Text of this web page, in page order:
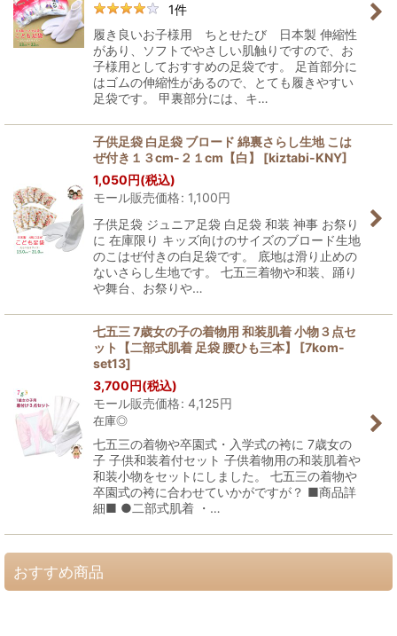
1件
履き良いお子様用 ちとせたび 日本製 伸縮性
があり、ソフトでやさしい肌触りですので、お
子様用としておすすめの足袋です。 足首部分に
はゴムの伸縮性があるので、とても履きやすい
足袋です。 甲裏部分には、キ…
子供足袋 白足袋 ブロード 綿裏さらし生地 こは
ぜ付き１３cm-２１cm【白】
[kiztabi-KNY]
1,050円(税込)
モール販売価格: 1,100円
子供足袋 ジュニア足袋 白足袋 和装 神事 お祭り
に 在庫限り キッズ向けのサイズのブロード生地
のこはぜ付きの白足袋です。 底地は滑り止めの
ないさらし生地です。 七五三着物や和装、踊り
や舞台、お祭りや…
七五三 7歳女の子の着物用 和装肌着 小物３点セ
ット【二部式肌着 足袋 腰ひも三本】
[7kom-
set13]
3,700円(税込)
モール販売価格: 4,125円
在庫◎
七五三の着物や卒園式・入学式の袴に 7歳女の
子 子供和装着付セット 子供着物用の和装肌着や
和装小物をセットにしました。 七五三の着物や
卒園式の袴に合わせていかがですが？ ■商品詳
細■ ●二部式肌着 ・…
おすすめ商品